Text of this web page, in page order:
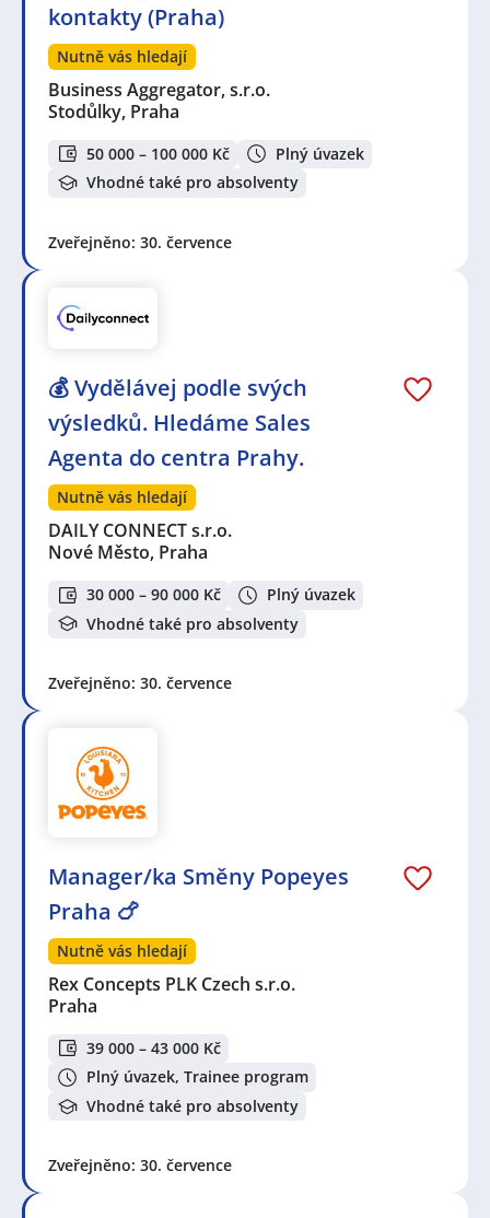
kontakty (Praha)
Nutně vás hledají
Business Aggregator, s.r.o.
Stodůlky, Praha
50 000 – 100 000 Kč
Plný úvazek
Vhodné také pro absolventy
Zveřejněno: 30. července
💰 Vydělávej podle svých
výsledků. Hledáme Sales
Agenta do centra Prahy.
Nutně vás hledají
DAILY CONNECT s.r.o.
Nové Město, Praha
30 000 – 90 000 Kč
Plný úvazek
Vhodné také pro absolventy
Zveřejněno: 30. července
Manager/ka Směny Popeyes
Praha 🍗
Nutně vás hledají
Rex Concepts PLK Czech s.r.o.
Praha
39 000 – 43 000 Kč
Plný úvazek, Trainee program
Vhodné také pro absolventy
Zveřejněno: 30. července